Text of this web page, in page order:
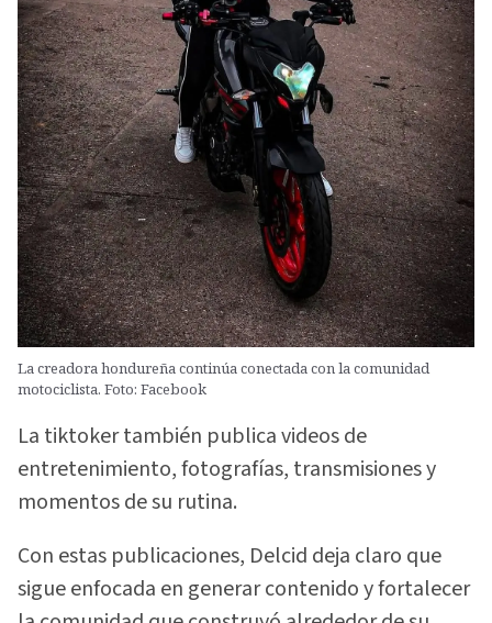
La creadora hondureña continúa conectada con la comunidad
motociclista. Foto: Facebook
La tiktoker también publica videos de
entretenimiento, fotografías, transmisiones y
momentos de su rutina.
Con estas publicaciones, Delcid deja claro que
sigue enfocada en generar contenido y fortalecer